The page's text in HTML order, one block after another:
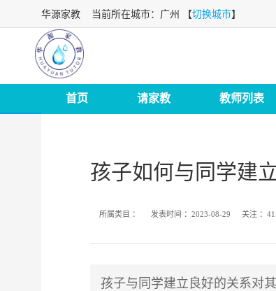
华源家教 当前所在城市：广州 【切换城市】
首页 请家教 教师列表
孩子如何与同学建
所属类目 ： 发表时间 ：2023-08-29 关注 ：
孩子与同学建立良好的关系对